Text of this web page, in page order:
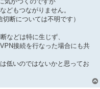
どもつながりません。
断については不明です）
などは特に生じず、
接続を行なった場合にも共
低いのではないかと思ってお